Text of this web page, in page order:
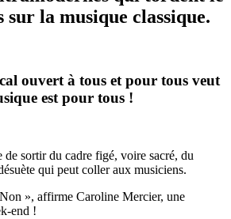
sur la musique classique.
ouvert à tous et pour tous veut
est pour tous !
sortir du cadre figé, voire sacré, du
qui peut coller aux musiciens.
», affirme Caroline Mercier, une
end !